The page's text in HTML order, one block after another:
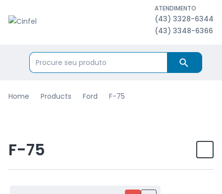
ATENDIMENTO
(43) 3328-6344
(43) 3348-6366
Home Products Ford F-75
F-75